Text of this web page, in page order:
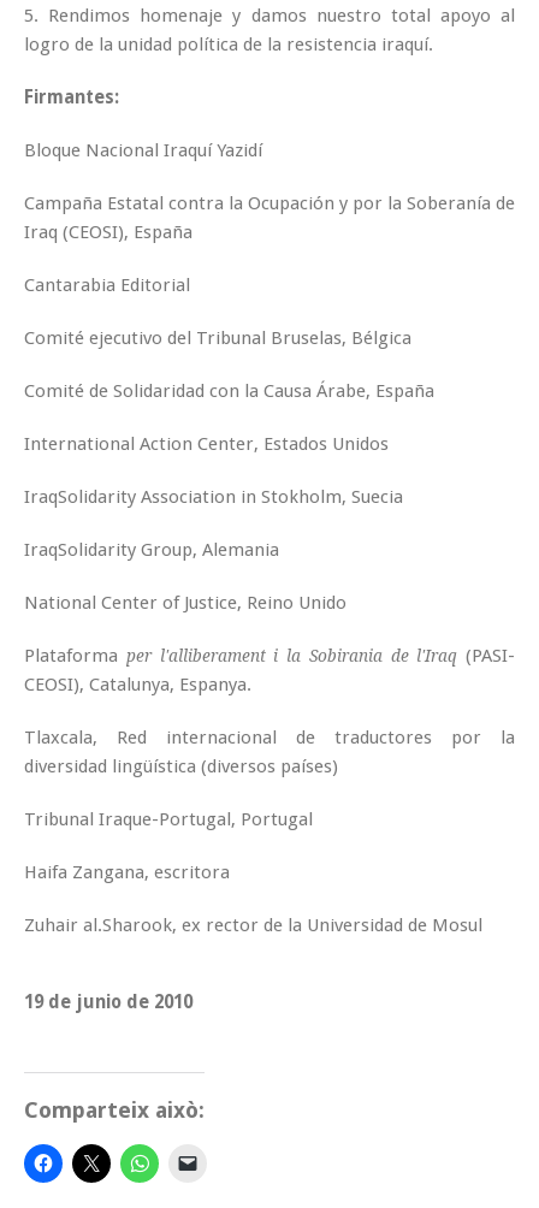
5. Rendimos homenaje y damos nuestro total apoyo al
logro de la unidad política de la resistencia iraquí.
Firmantes:
Bloque Nacional Iraquí Yazidí
Campaña Estatal contra la Ocupación y por la Soberanía de
Iraq (CEOSI), España
Cantarabia Editorial
Comité ejecutivo del Tribunal Bruselas, Bélgica
Comité de Solidaridad con la Causa Árabe, España
International Action Center, Estados Unidos
IraqSolidarity Association in Stokholm, Suecia
IraqSolidarity Group, Alemania
National Center of Justice, Reino Unido
Plataforma per l'alliberament i la Sobirania de l'Iraq (PASI-
CEOSI), Catalunya, Espanya.
Tlaxcala, Red internacional de traductores por la
diversidad lingüística (diversos países)
Tribunal Iraque-Portugal, Portugal
Haifa Zangana, escritora
Zuhair al.Sharook, ex rector de la Universidad de Mosul
19 de junio de 2010
Comparteix això: